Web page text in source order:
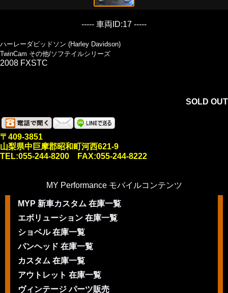
----- 車両ID:17 -----
ハーレーダビッドソン (Harley Davidson)
TwinCam その他/ソフテイルシリーズ
2008 FXSTC
SOLD OUT
〒409-3851
山梨県中巨摩郡昭和町河西621-9
TEL:055-244-8200 FAX:055-244-8222
MY Performance モバイルコンテンツ
MYP 新車カスタム 在庫一覧
エボリューション 在庫一覧
ショベル 在庫一覧
パンヘッド 在庫一覧
カスタム 在庫一覧
アウトレット 在庫一覧
ヴィンテージ パーツ販売